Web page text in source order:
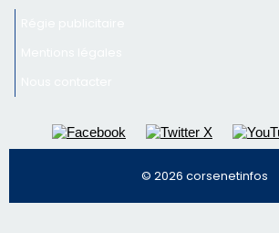
nos meilleurs articles